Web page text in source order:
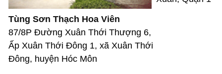
Tùng Sơn Thạch Hoa Viên
87/8P Đường Xuân Thới Thượng 6,
Ấp Xuân Thới Đông 1, xã Xuân Thới
Đông, huyện Hóc Môn